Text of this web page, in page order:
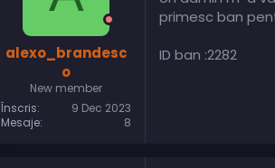
alexo_brandesc
o
New member
Înscris
9 Dec 2023
Mesaje
8
primesc ban
ID ban :2282